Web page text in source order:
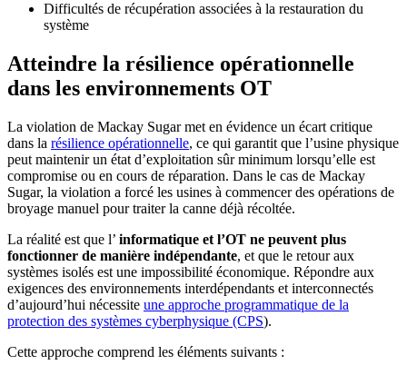
Difficultés de récupération associées à la restauration du
système
Atteindre la résilience opérationnelle
dans les environnements OT
La violation de Mackay Sugar met en évidence un écart critique
dans la résilience opérationnelle, ce qui garantit que l’usine physique
peut maintenir un état d’exploitation sûr minimum lorsqu’elle est
compromise ou en cours de réparation. Dans le cas de Mackay
Sugar, la violation a forcé les usines à commencer des opérations de
broyage manuel pour traiter la canne déjà récoltée.
La réalité est que l’ informatique et l’OT ne peuvent plus
fonctionner de manière indépendante, et que le retour aux
systèmes isolés est une impossibilité économique. Répondre aux
exigences des environnements interdépendants et interconnectés
d’aujourd’hui nécessite une approche programmatique de la
protection des systèmes cyberphysique (CPS).
Cette approche comprend les éléments suivants :